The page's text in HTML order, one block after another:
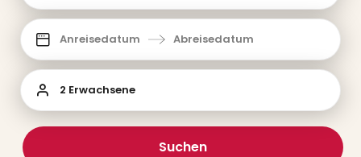
Anreisedatum Abreisedatum
2 Erwachsene
Suchen